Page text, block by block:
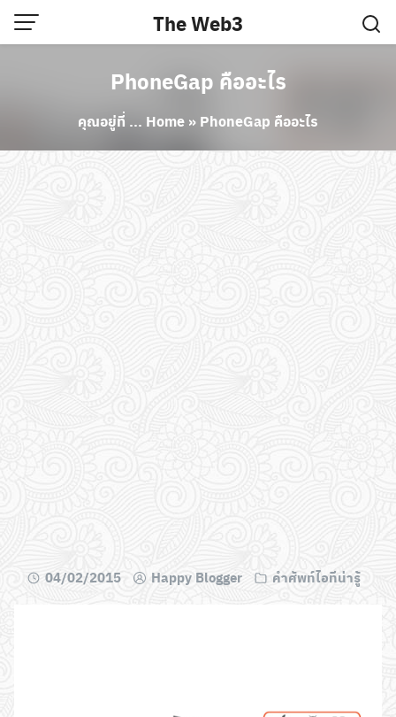
Skip
to
The Web3
PhoneGap คืออะไร
คุณอยู่ที่ ... Home » PhoneGap คืออะไร
04/02/2015 Happy Blogger คำศัพท์ไอทีน่ารู้